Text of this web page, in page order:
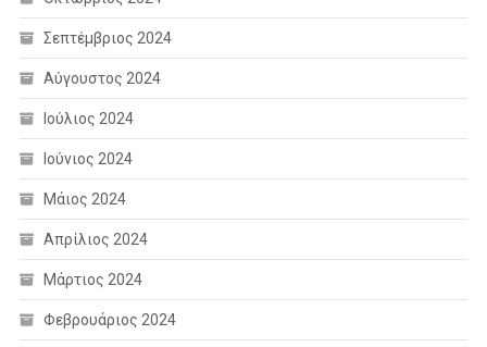
Σεπτέμβριος 2024
Αύγουστος 2024
Ιούλιος 2024
Ιούνιος 2024
Μάιος 2024
Απρίλιος 2024
Μάρτιος 2024
Φεβρουάριος 2024